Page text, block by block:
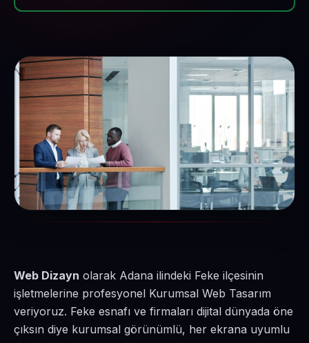
Web Dizayn olarak Adana ilindeki Feke ilçesinin
işletmelerine profesyonel Kurumsal Web Tasarım
veriyoruz. Feke esnafı ve firmaları dijital dünyada öne
çıksın diye kurumsal görünümlü, her ekrana uyumlu